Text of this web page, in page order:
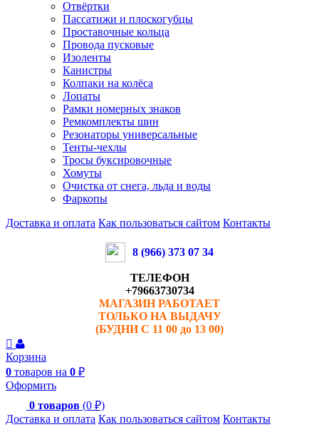
Отвёртки
Пассатижи и плоскогубцы
Проставочные кольца
Провода пусковые
Изоленты
Канистры
Колпаки на колёса
Лопаты
Рамки номерных знаков
Ремкомплекты шин
Резонаторы универсальные
Тенты-чехлы
Тросы буксировочные
Хомуты
Очистка от снега, льда и воды
Фаркопы
Доставка и оплата Как пользоваться сайтом Контакты
8 (966) 373 07 34
ТЕЛЕФОН
+79663730734
МАГАЗИН РАБОТАЕТ
ТОЛЬКО НА ВЫДАЧУ
(БУДНИ С 11 00 до 13 00)
Корзина
0 товаров на 0 ₽
Оформить
0 товаров (0 ₽)
Доставка и оплата Как пользоваться сайтом Контакты